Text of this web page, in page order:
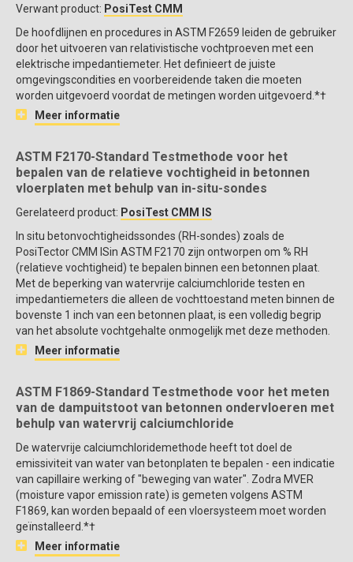
Verwant product: PosiTest CMM
De hoofdlijnen en procedures in ASTM F2659 leiden de gebruiker
door het uitvoeren van relativistische vochtproeven met een
elektrische impedantiemeter. Het definieert de juiste
omgevingscondities en voorbereidende taken die moeten
worden uitgevoerd voordat de metingen worden uitgevoerd.*†
Meer informatie
ASTM F2170-Standard Testmethode voor het
bepalen van de relatieve vochtigheid in betonnen
vloerplaten met behulp van in-situ-sondes
Gerelateerd product: PosiTest CMM IS
In situ betonvochtigheidssondes (RH-sondes) zoals de
PosiTector CMM ISin ASTM F2170 zijn ontworpen om % RH
(relatieve vochtigheid) te bepalen binnen een betonnen plaat.
Met de beperking van watervrije calciumchloride testen en
impedantiemeters die alleen de vochttoestand meten binnen de
bovenste 1 inch van een betonnen plaat, is een volledig begrip
van het absolute vochtgehalte onmogelijk met deze methoden.
Meer informatie
ASTM F1869-Standard Testmethode voor het meten
van de dampuitstoot van betonnen ondervloeren met
behulp van watervrij calciumchloride
De watervrije calciumchloridemethode heeft tot doel de
emissiviteit van water van betonplaten te bepalen - een indicatie
van capillaire werking of "beweging van water". Zodra MVER
(moisture vapor emission rate) is gemeten volgens ASTM
F1869, kan worden bepaald of een vloersysteem moet worden
geïnstalleerd.*†
Meer informatie